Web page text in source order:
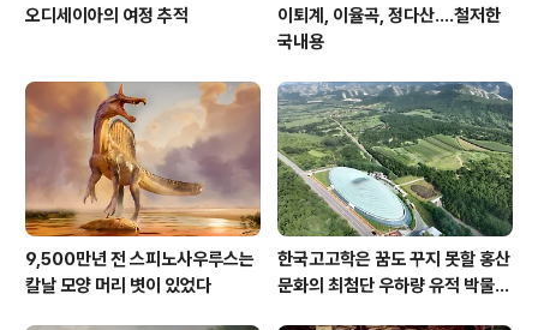
오디세이아의 여정 추적
이퇴계, 이율곡, 정다산....철저한
국내용
9,500만년 전 스피노사우루스는
칼날 모양 머리 볏이 있었다
한국고고학은 꿈도 꾸지 못할 홍산
문화의 최첨단 우하량 유적 박물관